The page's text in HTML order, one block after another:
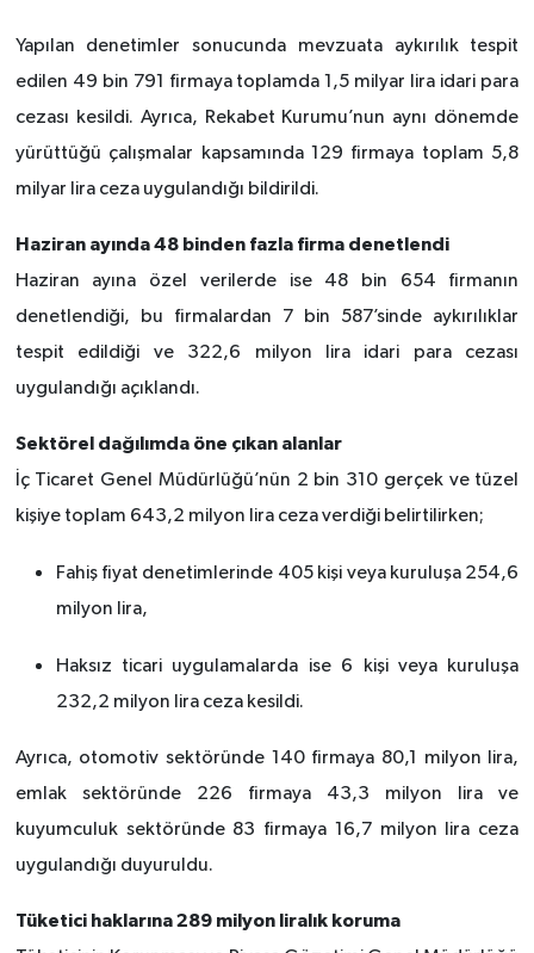
Yapılan denetimler sonucunda mevzuata aykırılık tespit
edilen 49 bin 791 firmaya toplamda 1,5 milyar lira idari para
cezası kesildi. Ayrıca, Rekabet Kurumu’nun aynı dönemde
yürüttüğü çalışmalar kapsamında 129 firmaya toplam 5,8
milyar lira ceza uygulandığı bildirildi.
Haziran ayında 48 binden fazla firma denetlendi
Haziran ayına özel verilerde ise 48 bin 654 firmanın
denetlendiği, bu firmalardan 7 bin 587’sinde aykırılıklar
tespit edildiği ve 322,6 milyon lira idari para cezası
uygulandığı açıklandı.
Sektörel dağılımda öne çıkan alanlar
İç Ticaret Genel Müdürlüğü’nün 2 bin 310 gerçek ve tüzel
kişiye toplam 643,2 milyon lira ceza verdiği belirtilirken;
Fahiş fiyat denetimlerinde 405 kişi veya kuruluşa 254,6
milyon lira,
Haksız ticari uygulamalarda ise 6 kişi veya kuruluşa
232,2 milyon lira ceza kesildi.
Ayrıca, otomotiv sektöründe 140 firmaya 80,1 milyon lira,
emlak sektöründe 226 firmaya 43,3 milyon lira ve
kuyumculuk sektöründe 83 firmaya 16,7 milyon lira ceza
uygulandığı duyuruldu.
Tüketici haklarına 289 milyon liralık koruma